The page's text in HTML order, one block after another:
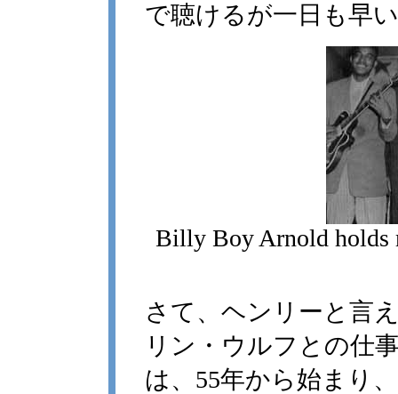
で聴けるが一日も早
Billy Boy Arnold holds
さて、ヘンリーと言
リン・ウルフとの仕
は、55年から始まり